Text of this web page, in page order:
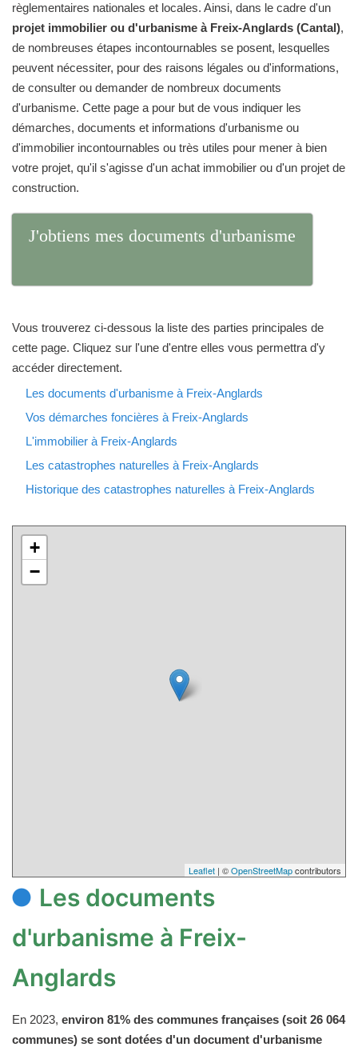
règlementaires nationales et locales. Ainsi, dans le cadre d'un
projet immobilier ou d'urbanisme à Freix-Anglards (Cantal),
de nombreuses étapes incontournables se posent, lesquelles
peuvent nécessiter, pour des raisons légales ou d'informations,
de consulter ou demander de nombreux documents
d'urbanisme. Cette page a pour but de vous indiquer les
démarches, documents et informations d'urbanisme ou
d'immobilier incontournables ou très utiles pour mener à bien
votre projet, qu'il s'agisse d'un achat immobilier ou d'un projet de
construction.
J'obtiens mes documents d'urbanisme
Vous trouverez ci-dessous la liste des parties principales de
cette page. Cliquez sur l'une d'entre elles vous permettra d'y
accéder directement.
Les documents d'urbanisme à Freix-Anglards
Vos démarches foncières à Freix-Anglards
L'immobilier à Freix-Anglards
Les catastrophes naturelles à Freix-Anglards
Historique des catastrophes naturelles à Freix-Anglards
+
−
Leaflet | ©OpenStreetMapcontributors
Les documents
d'urbanisme à Freix-
Anglards
En 2023, environ 81% des communes françaises (soit 26 064
communes) se sont dotées d'un document d'urbanisme